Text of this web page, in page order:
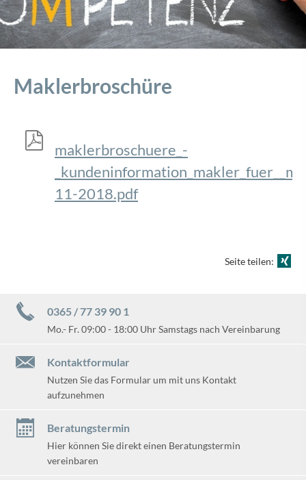
Maklerbroschüre
maklerbroschuere_-
11-2018.pdf
Seite teilen:
0365 / 77 39 90 1
Mo.- Fr. 09:00 - 18:00 Uhr Samstags nach Vereinbarung
Kontaktformular
Nutzen Sie das Formular um mit uns Kontakt
aufzunehmen
Beratungstermin
Hier können Sie direkt einen Beratungstermin
vereinbaren